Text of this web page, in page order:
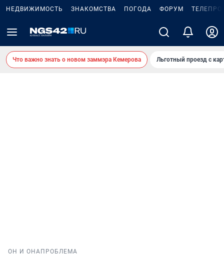
НЕДВИЖИМОСТЬ ЗНАКОМСТВА ПОГОДА ФОРУМ
Что важно знать о новом заммэра Кемерова Льготный проезд с
ОН И ОНА ПРОБЛЕМА